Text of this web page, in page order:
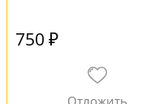
750 ₽